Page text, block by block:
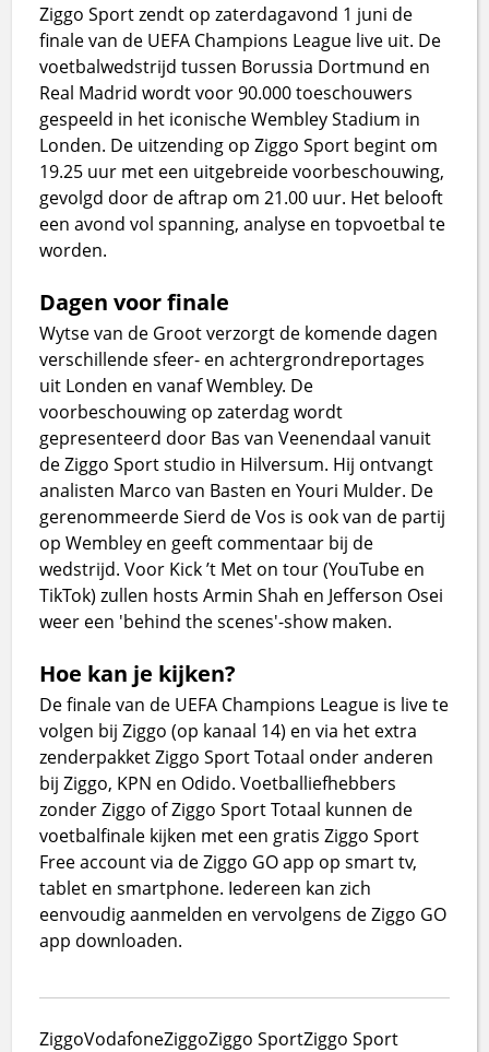
Ziggo Sport zendt op zaterdagavond 1 juni de
finale van de UEFA Champions League live uit. De
voetbalwedstrijd tussen Borussia Dortmund en
Real Madrid wordt voor 90.000 toeschouwers
gespeeld in het iconische Wembley Stadium in
Londen. De uitzending op Ziggo Sport begint om
19.25 uur met een uitgebreide voorbeschouwing,
gevolgd door de aftrap om 21.00 uur. Het belooft
een avond vol spanning, analyse en topvoetbal te
worden.
Dagen voor finale
Wytse van de Groot verzorgt de komende dagen
verschillende sfeer- en achtergrondreportages
uit Londen en vanaf Wembley. De
voorbeschouwing op zaterdag wordt
gepresenteerd door Bas van Veenendaal vanuit
de Ziggo Sport studio in Hilversum. Hij ontvangt
analisten Marco van Basten en Youri Mulder. De
gerenommeerde Sierd de Vos is ook van de partij
op Wembley en geeft commentaar bij de
wedstrijd. Voor Kick ’t Met on tour (YouTube en
TikTok) zullen hosts Armin Shah en Jefferson Osei
weer een 'behind the scenes'-show maken.
Hoe kan je kijken?
De finale van de UEFA Champions League is live te
volgen bij Ziggo (op kanaal 14) en via het extra
zenderpakket Ziggo Sport Totaal onder anderen
bij Ziggo, KPN en Odido. Voetballiefhebbers
zonder Ziggo of Ziggo Sport Totaal kunnen de
voetbalfinale kijken met een gratis Ziggo Sport
Free account via de Ziggo GO app op smart tv,
tablet en smartphone. Iedereen kan zich
eenvoudig aanmelden en vervolgens de Ziggo GO
app downloaden.
ZiggoVodafoneZiggoZiggo SportZiggo Sport